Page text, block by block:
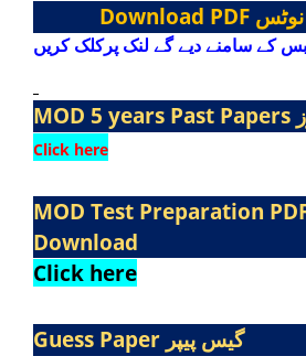
Download PDF نوٹس
کے سامنے دیے گے لنک پرکلک کریں
MOD 5 years Past Papers
Click here
MOD Test Preparation
Download
Click here
Guess Paper گیس پیپر